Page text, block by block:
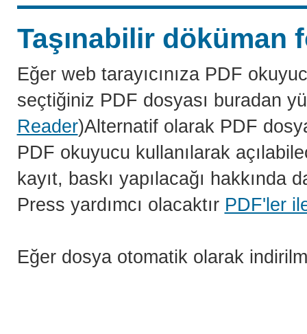
Taşınabilir döküman
Eğer web tarayıcınıza PDF
seçtiğiniz PDF dosyası buradan
Reader)Alternatif olarak PDF
PDF okuyucu kullanılarak
kayıt, baskı yapılacağı
Press yardımcı olacaktır PDF'ler
Eğer dosya otomatik olarak